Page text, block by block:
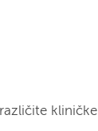
kliničke